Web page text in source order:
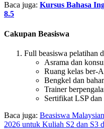
Baca juga: Kursus Bahasa
8.5
Cakupan Beasiswa
Full beasiswa pelatihan
Asrama dan
Ruang kelas ber-
Bengkel dan
Trainer
Sertifikat LSP
Baca juga: Beasiswa
2026 untuk Kuliah S2 dan S3